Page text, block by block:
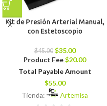
Kit de Presión Arterial Manual,
con Estetoscopio
$45.00 $35.00
Product Fee$20.00
Total Payable Amount
$55.00
Tienda:
Artemisa